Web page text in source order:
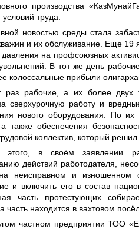
производства
труда.
новостью среды стала
и их обслуживание. Еще 19
давления на профсоюзных
В тот же день
колоссальные прибыли
раз рабочие, а их более двух
сверхурочную работу и
нового оборудования. По
а также обеспечения
коллектив, который
этого, в своём заявлении
действий работодателя,
неисправном и изношенном
и включить его в состав
часть протестующих
часть находится в вахтовом
частном предприятии ТОО